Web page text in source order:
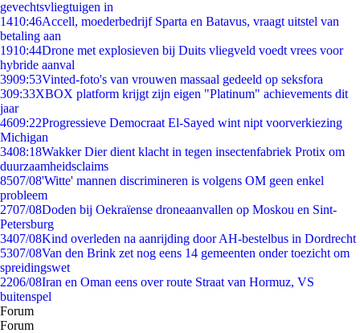
gevechtsvliegtuigen in
1410:46Accell, moederbedrijf Sparta en Batavus, vraagt uitstel van
betaling aan
1910:44Drone met explosieven bij Duits vliegveld voedt vrees voor
hybride aanval
3909:53Vinted-foto's van vrouwen massaal gedeeld op seksfora
309:33XBOX platform krijgt zijn eigen "Platinum" achievements dit
jaar
4609:22Progressieve Democraat El-Sayed wint nipt voorverkiezing
Michigan
3408:18Wakker Dier dient klacht in tegen insectenfabriek Protix om
duurzaamheidsclaims
8507/08'Witte' mannen discrimineren is volgens OM geen enkel
probleem
2707/08Doden bij Oekraïense droneaanvallen op Moskou en Sint-
Petersburg
3407/08Kind overleden na aanrijding door AH-bestelbus in Dordrecht
5307/08Van den Brink zet nog eens 14 gemeenten onder toezicht om
spreidingswet
2206/08Iran en Oman eens over route Straat van Hormuz, VS
buitenspel
Forum
Forum